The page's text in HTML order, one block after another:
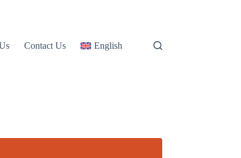
Contact Us English